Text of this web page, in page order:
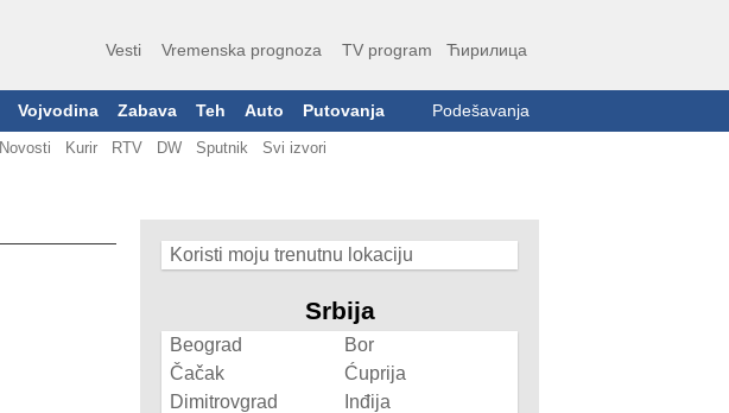
Vesti Vremenska prognoza TV program Ћирилица
Vojvodina Zabava Teh Auto Putovanja Podešavanja
Novosti Kurir RTV DW Sputnik Svi izvori
Koristi moju trenutnu lokaciju
Srbija
Beograd
Bor
Čačak
Ćuprija
Dimitrovgrad
Inđija